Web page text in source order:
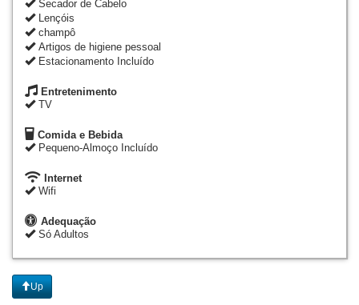
Secador de Cabelo
Lençóis
champô
Artigos de higiene pessoal
Estacionamento Incluído
Entretenimento
TV
Comida e Bebida
Pequeno-Almoço Incluído
Internet
Wifi
Adequação
Só Adultos
Up